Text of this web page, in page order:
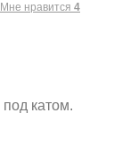
Mне нравится 4
катом.